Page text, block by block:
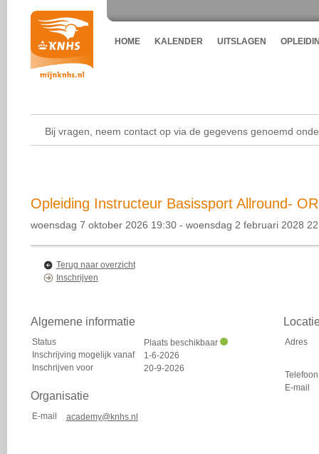
HOME KALENDER UITSLAGEN
Bij vragen, neem contact op via de gegevens genoemd
Opleiding Instructeur Basissport Allround-
woensdag 7 oktober 2026 19:30 - woensdag 2 februari 2028
Terug naar overzicht
Inschrijven
Algemene informatie
Status
Plaats beschikbaar
Inschrijving mogelijk vanaf
1-6-2026
Inschrijven voor
20-9-2026
Organisatie
E-mail academy@knhs.nl
Adres
Telefoon
E-mail